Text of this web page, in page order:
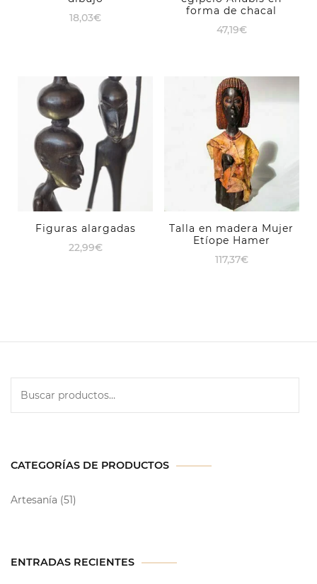
18,03€
forma de chacal
47,19€
Figuras alargadas
22,99€
Talla en madera Mujer
Etíope Hamer
117,37€
CATEGORÍAS DE PRODUCTOS
Artesanía (51)
ENTRADAS RECIENTES